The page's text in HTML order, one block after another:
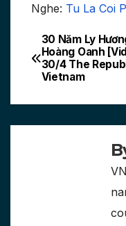
Nghe: Tu La Coi
Post
30 Năm Ly
Hoàng Oanh
30/4 The
Vietnam